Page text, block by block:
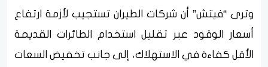
وترى “فيتش” أن شركات الطيران تستجيب لأزمة ارتفاع
أسعار الوقود عبر تقليل استخدام الطائرات القديمة
الأقل كفاءة في الاستهلاك، إلى جانب تخفيض السعات